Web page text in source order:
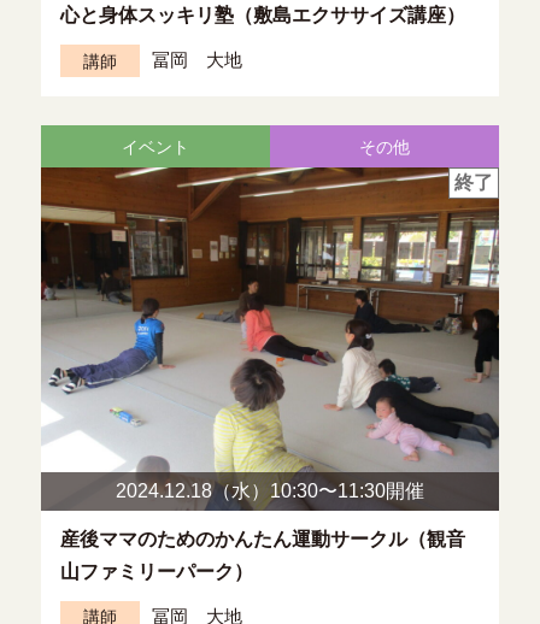
心と身体スッキリ塾（敷島エクササイズ講座）
講師 冨岡 大地
イベント その他
終了
2024.12.18（水）10:30〜11:30開催
産後ママのためのかんたん運動サークル（観音
山ファミリーパーク）
講師 冨岡 大地